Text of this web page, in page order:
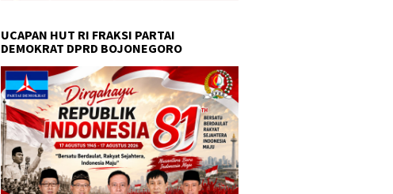
UCAPAN HUT RI FRAKSI PARTAI
DEMOKRAT DPRD BOJONEGORO